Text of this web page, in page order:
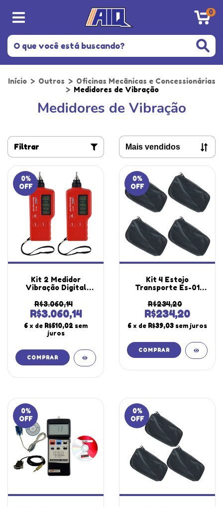
0
Início > Outros > Oficinas Mecânicas e Concessionárias
> Medidores de Vibração
Medidores de Vibração
Filtrar
0%
OFF
Kit 2 Medidor
Vibração Digital
Deslocamento
Aceleração Haste
Curta Longa Mv-710
Portátil Instrutherm
Estojo
R$3.060,14
R$3.060,14
6 x de R$510,02 sem
juros
0%
OFF
Kit 4 Estojo
Transporte Es-01
Utilizado Diversos
Equipamentos
Segurança
Laboratório
R$234,20
R$234,20
6 x de R$39,03 sem juros
0%
OFF
0%
OFF